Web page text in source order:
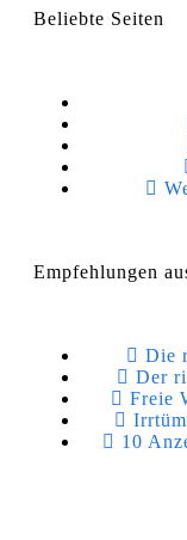
Beliebte Seiten
Empfehlungen
Die
Der
Freie
10